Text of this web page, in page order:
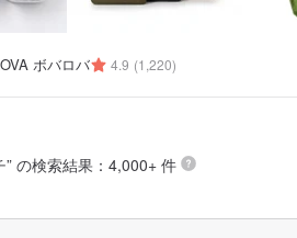
ボバロバ 4.9 (1,220)
” の検索結果：4,000+ 件